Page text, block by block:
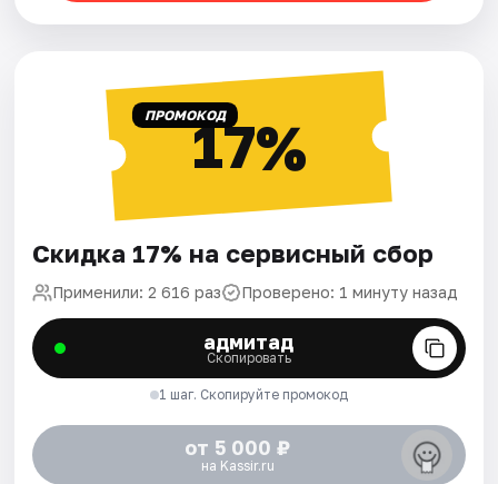
ПРОМОКОД17%
Скидка 17% на сервисный сбор
Применили: 2 616 раз Проверено: 1 минуту назад
адмитад
Скопировать
1 шаг. Скопируйте промокод
от 5 000 ₽
на Kassir.ru